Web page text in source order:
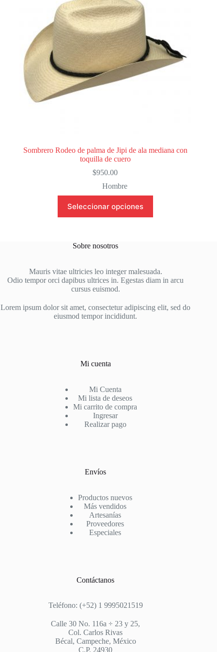
Sombrero Rodeo de palma de Jipi de ala mediana con
toquilla de cuero
$950.00
Hombre
Seleccionar opciones
producto
tiene
Las
pueden
elegir
en
página
de
producto
Sobre nosotros
Mauris vitae ultricies leo integer malesuada.
Odio tempor orci dapibus ultrices in. Egestas diam in arcu
cursus euismod.
Lorem ipsum dolor sit amet, consectetur adipiscing elit, sed do
eiusmod tempor incididunt.
Mi cuenta
Mi Cuenta
Mi lista de deseos
Mi carrito de compra
Ingresar
Realizar pago
Envíos
Productos nuevos
Más vendidos
Artesanías
Proveedores
Especiales
Contáctanos
Teléfono: (+52) 1 9995021519
Calle 30 No. 116a ÷ 23 y 25,
Col. Carlos Rivas
Bécal, Campeche, México
C.P. 24930